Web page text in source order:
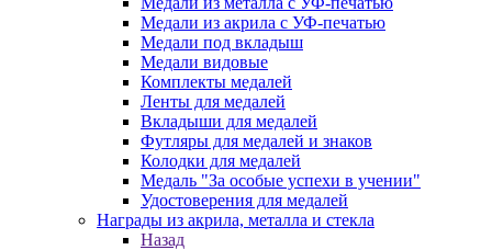
Медали из акрила с УФ-печатью
Медали под вкладыш
Медали видовые
Комплекты медалей
Ленты для медалей
Вкладыши для медалей
Футляры для медалей и знаков
Колодки для медалей
Медаль "За особые успехи в учении"
Удостоверения для медалей
Награды из акрила, металла и стекла
Назад